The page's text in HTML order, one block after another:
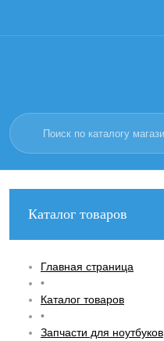
Каталог товаров
Главная страница
•
Каталог товаров
•
Запчасти для ноутбуков